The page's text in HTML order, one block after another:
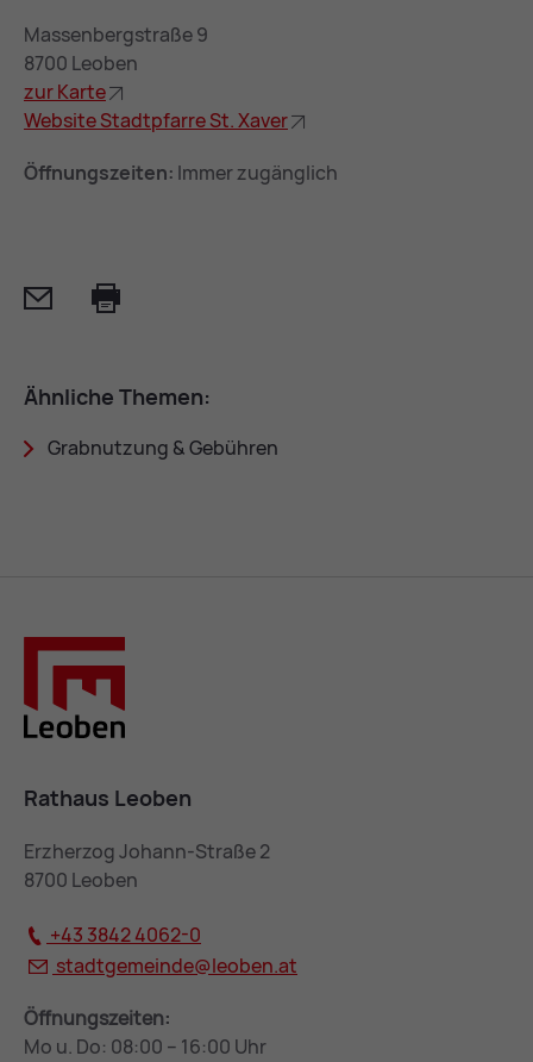
Massenbergstraße 9
8700 Leoben
zur Kar­te
Web­site Stadt­pfar­re St. Xa­ver
Öffnungszeiten: Immer zugänglich
Mail
Ähn­li­che The­men:
Grab­nut­zung & Ge­büh­ren
Rathaus Leoben
Erzherzog Johann-Straße 2
8700 Leoben
+43 3842 4062-0
stadtgemeinde@leoben.at
Öffnungszeiten:
Mo u. Do: 08:00 – 16:00 Uhr